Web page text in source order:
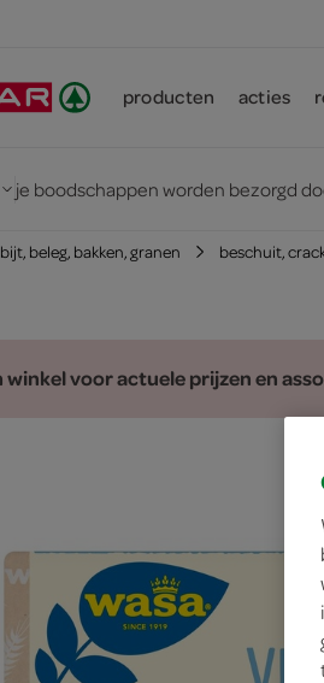
producten acties
je boodschappen worden bezorgd
beleg, bakken, granen beschuit,
winkel voor actuele prijzen en